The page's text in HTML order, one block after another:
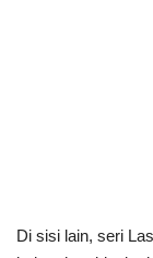
Di sisi lain, seri